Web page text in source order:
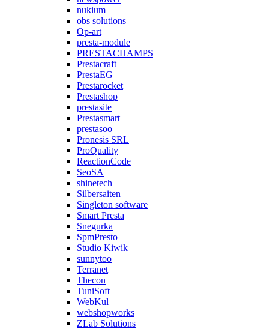
nukium
obs solutions
Op-art
presta-module
PRESTACHAMPS
Prestacraft
PrestaEG
Prestarocket
Prestashop
prestasite
Prestasmart
prestasoo
Pronesis SRL
ProQuality
ReactionCode
SeoSA
shinetech
Silbersaiten
Singleton software
Smart Presta
Snegurka
SpmPresto
Studio Kiwik
sunnytoo
Terranet
Thecon
TuniSoft
WebKul
webshopworks
ZLab Solutions